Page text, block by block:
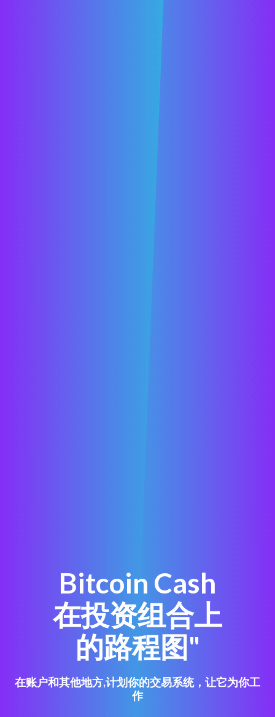
Bitcoin Cash
在投资组合上
的路程图"
在账户和其他地方,计划你的交易系统，让它为你工
作